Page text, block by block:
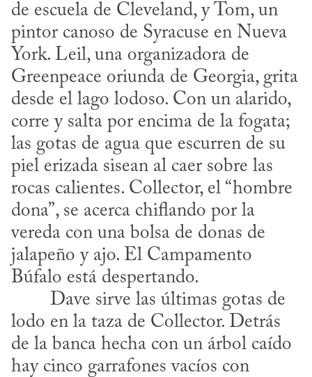
de escuela de Cleveland, y Tom, un
pintor canoso de Syracuse en Nueva
York. Leil, una organizadora de
Greenpeace oriunda de Georgia, grita
desde el lago lodoso. Con un alarido,
corre y salta por encima de la fogata;
las gotas de agua que escurren de su
piel erizada sisean al caer sobre las
rocas calientes. Collector, el “hombre
dona”, se acerca chiflando por la
vereda con una bolsa de donas de
jalapeño y ajo. El Campamento
Búfalo está despertando.
lodo en la taza de Collector. Detrás
de la banca hecha con un árbol caído
hay cinco garrafones vacíos con